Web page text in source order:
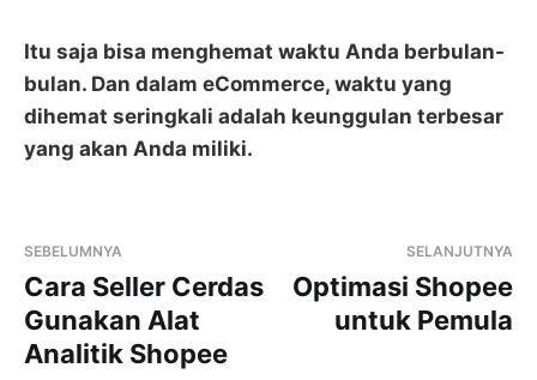
Itu saja bisa menghemat waktu Anda berbulan-
bulan. Dan dalam eCommerce, waktu yang
dihemat seringkali adalah keunggulan terbesar
yang akan Anda miliki.
SEBELUMNYA
Cara Seller Cerdas
Gunakan Alat
Analitik Shopee
SELANJUTNYA
Optimasi Shopee
untuk Pemula